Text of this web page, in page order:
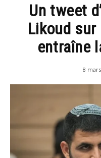
Un tweet
Likoud
entraîne
8